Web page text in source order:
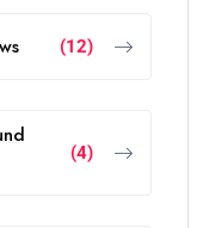
(12)
(4)